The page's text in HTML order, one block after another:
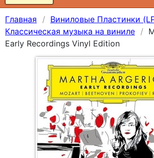
Главная
Виниловые Пластинки
Классическая музыка на виниле
Early Recordings Vinyl Edition